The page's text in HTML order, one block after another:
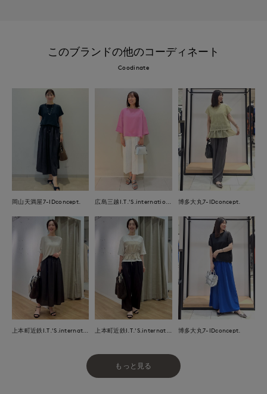
このブランドの他のコーディネート
Coodinate
岡山天満屋7-IDconcept. 博多大丸7-IDconcept.
博多大丸7-IDconcept.
もっと見る